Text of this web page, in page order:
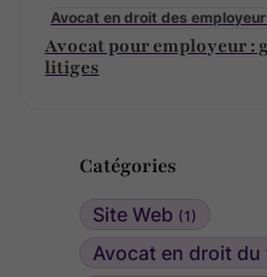
Catégories
Site Web (1)
Avocat en droit du
Avocat en droit des
Avocat pour employeur :
litiges